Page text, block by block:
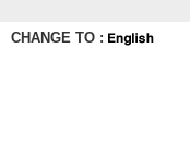
CHANGE TO :